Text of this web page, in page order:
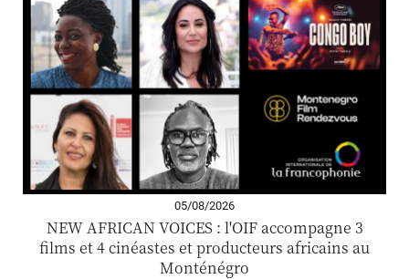
05/08/2026
NEW AFRICAN VOICES : l'OIF accompagne 3
films et 4 cinéastes et producteurs africains au
Monténégro